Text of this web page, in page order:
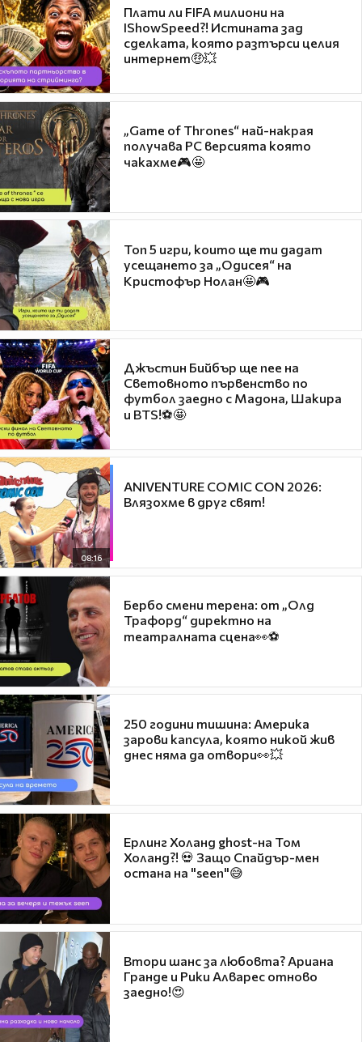
Плати ли FIFA милиони на
IShowSpeed?! Истината зад
сделката, която разтърси целия
интернет🤑💥
„Game of Thrones“ най-накрая
получава PC версията която
чакахме🎮🤩
Топ 5 игри, които ще ти дадат
усещането за „Одисея“ на
Кристофър Нолан🤩🎮
Джъстин Бийбър ще пее на
Световното първенство по
футбол заедно с Мадона, Шакира
и BTS!⚽🤩
08:16
ANIVENTURE COMIC CON 2026:
Влязохме в друг свят!
Бербо смени терена: от „Олд
Трафорд“ директно на
театралната сцена👀⚽
250 години тишина: Америка
зарови капсула, която никой жив
днес няма да отвори👀💥
Ерлинг Холанд ghost-на Том
Холанд?! 💀 Защо Спайдър-мен
остана на "seen"😅
Втори шанс за любовта? Ариана
Гранде и Рики Алварес отново
заедно!😍